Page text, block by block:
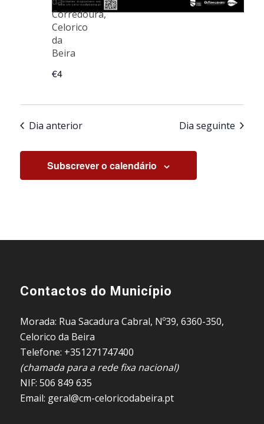
Corredoura,
Celorico
da
Beira
€4
Dia anterior Dia seguinte
Subscrever o calendário
Contactos do Município
Morada: Rua Sacadura Cabral, Nº39, 6360-350,
Celorico da Beira
Telefone: +351271747400
(chamada para a rede fixa nacional)
NIF: 506 849 635
Email: geral@cm-celoricodabeira.pt